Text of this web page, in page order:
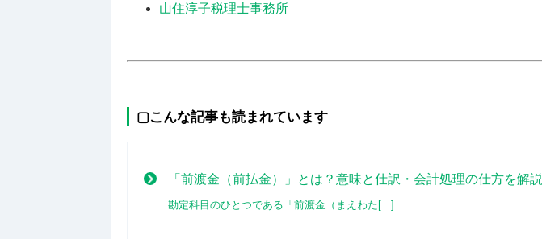
山住淳子税理士事務所
▢こんな記事も読まれています
「前渡金（前払金）」とは？意味と仕訳・会計処理の仕方を解説
勘定科目のひとつである「前渡金（まえわた[...]